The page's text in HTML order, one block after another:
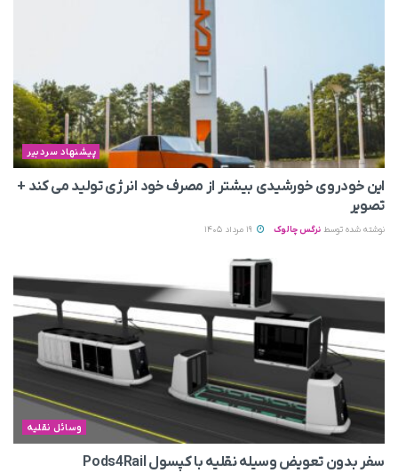
پیشنهاد سردبیر
این خودروی خورشیدی بیشتر از مصرف خود انرژی تولید می‌ کند +
تصویر
نوشته شده توسط نرگس چالوک
وسائل نقلیه
سفر بدون تعویض وسیله نقلیه با کپسول Pods4Rail